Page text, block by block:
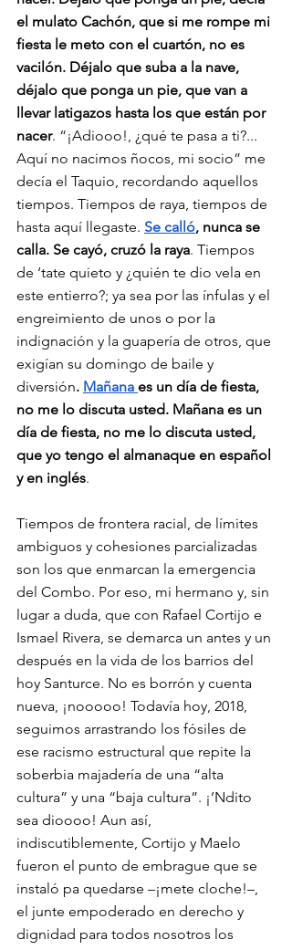
el mulato Cachón, que si me rompe mi
fiesta le meto con el cuartón, no es
vacilón. Déjalo que suba a la nave,
déjalo que ponga un pie, que van a
llevar latigazos hasta los que están por
nacer. “¡Adiooo!, ¿qué te pasa a ti?...
Aquí no nacimos ñocos, mi socio” me
decía el Taquio, recordando aquellos
tiempos. Tiempos de raya, tiempos de
hasta aquí llegaste. Se calló, nunca se
calla. Se cayó, cruzó la raya. Tiempos
de ‘tate quieto y ¿quién te dio vela en
este entierro?; ya sea por las ínfulas y el
engreimiento de unos o por la
indignación y la guapería de otros, que
exigían su domingo de baile y
diversión. Mañana es un día de fiesta,
no me lo discuta usted. Mañana es un
día de fiesta, no me lo discuta usted,
que yo tengo el almanaque en español
y en inglés.
Tiempos de frontera racial, de límites
ambiguos y cohesiones parcializadas
son los que enmarcan la emergencia
del Combo. Por eso, mi hermano y, sin
lugar a duda, que con Rafael Cortijo e
Ismael Rivera, se demarca un antes y un
después en la vida de los barrios del
hoy Santurce. No es borrón y cuenta
nueva, ¡nooooo! Todavía hoy, 2018,
seguimos arrastrando los fósiles de
ese racismo estructural que repite la
soberbia majadería de una “alta
cultura” y una “baja cultura”. ¡’Ndito
sea dioooo! Aun así,
indiscutiblemente, Cortijo y Maelo
fueron el punto de embrague que se
instaló pa quedarse –¡mete cloche!–,
el junte empoderado en derecho y
dignidad para todos nosotros los